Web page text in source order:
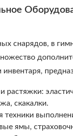
снарядов, в
инвентаря,
растяжки:
скакалки.
техники
ямы,